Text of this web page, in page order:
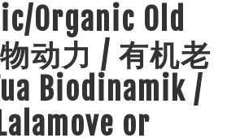
Organic Old
动力 / 有机老
Biodinamik /
or